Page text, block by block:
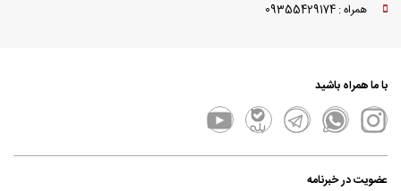
همراه : 09355429174
با ما همراه باشید
عضویت در خبرنامه